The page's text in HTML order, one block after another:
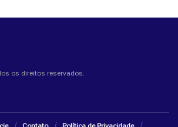
os direitos reservados.
Contato
Política de Privacidade